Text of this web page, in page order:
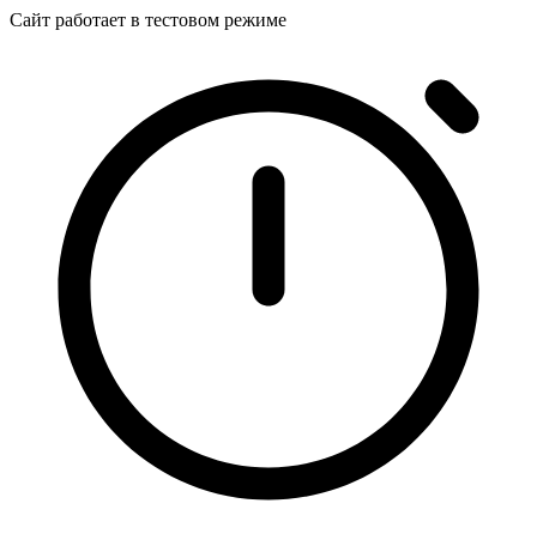
Сайт работает в тестовом режиме